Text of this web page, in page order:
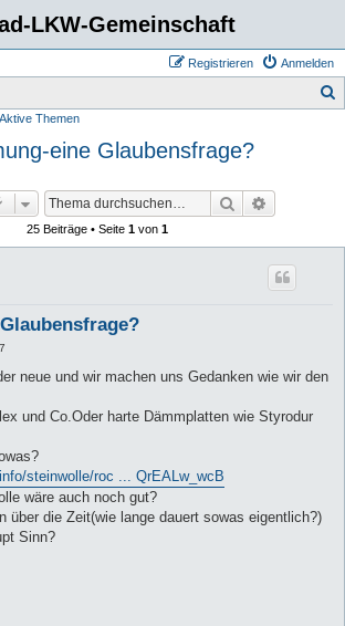
LKW-Gemeinschaft
Anmelden
Registrieren
Aktive Themen
eine Glaubensfrage?
Suche
25 Beiträge • Seite 1 von 1
neue und wir machen uns Gedanken wie wir den
und Co.Oder harte Dämmplatten wie Styrodur
steinwolle/roc ... QrEALw_wcB
wäre auch noch gut?
über die Zeit(wie lange dauert sowas eigentlich?)
Sinn?